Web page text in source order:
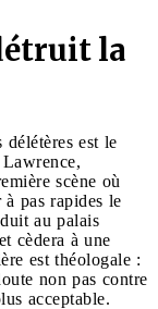
la
délétères est le
scène où
pas rapides le
au palais
cèdera à une
est théologale :
non pas contre
acceptable.